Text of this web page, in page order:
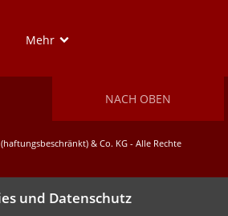
Mehr
NACH OBEN
& Co. KG - Alle Rechte
und Datenschutz